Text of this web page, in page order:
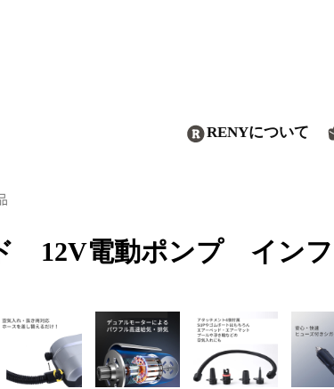
RENYについて
12V電動ポンプ インフ